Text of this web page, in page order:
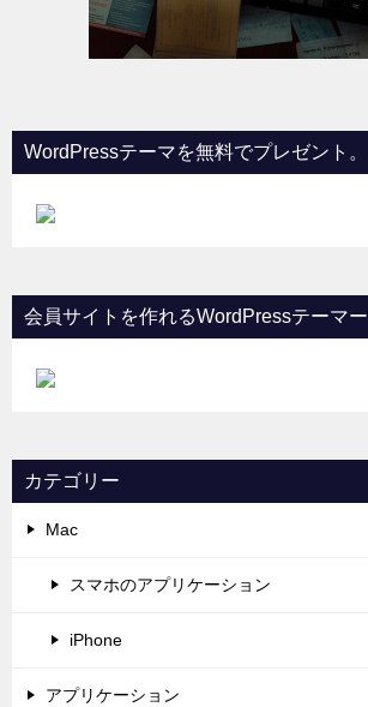
WordPressテーマを無料でプレゼント。
会員サイトを作れるWordPressテーマー
カテゴリー
Mac
スマホのアプリケーション
iPhone
アプリケーション